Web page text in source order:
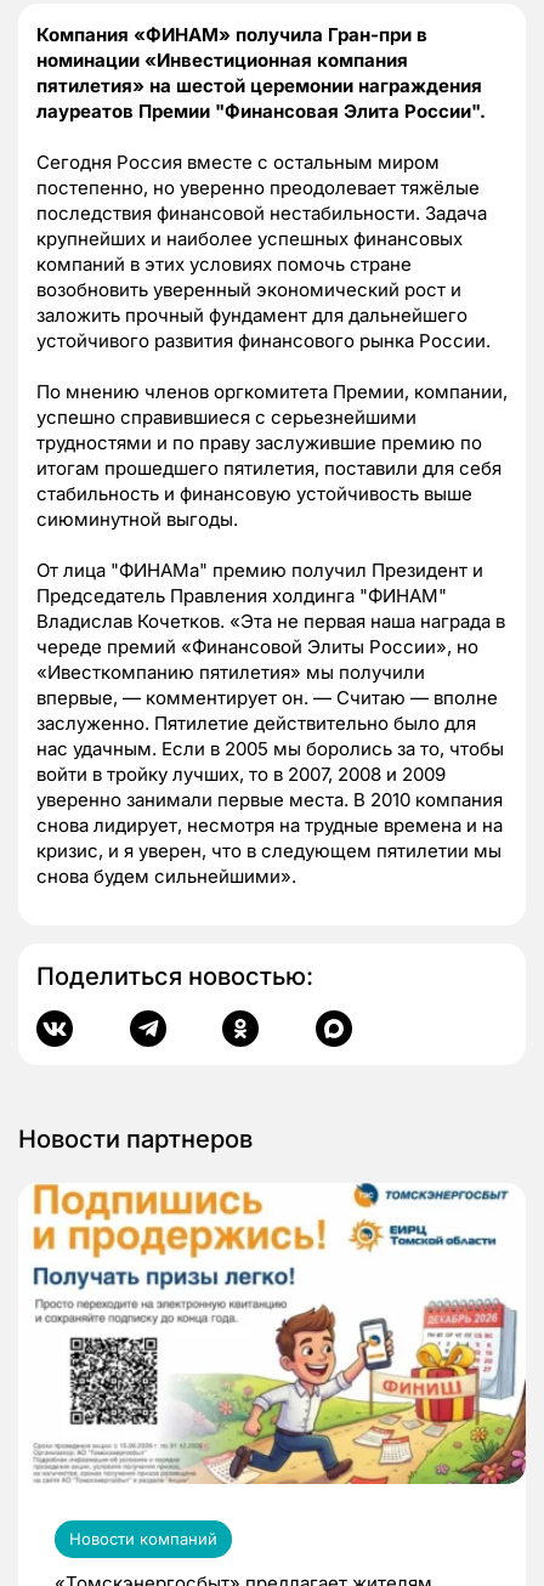
Компания «ФИНАМ» получила Гран-при в
номинации «Инвестиционная компания
пятилетия» на шестой церемонии награждения
лауреатов Премии "Финансовая Элита России".
Сегодня Россия вместе с остальным миром
постепенно, но уверенно преодолевает тяжёлые
последствия финансовой нестабильности. Задача
крупнейших и наиболее успешных финансовых
компаний в этих условиях помочь стране
возобновить уверенный экономический рост и
заложить прочный фундамент для дальнейшего
устойчивого развития финансового рынка России.
По мнению членов оргкомитета Премии, компании,
успешно справившиеся с серьезнейшими
трудностями и по праву заслужившие премию по
итогам прошедшего пятилетия, поставили для себя
стабильность и финансовую устойчивость выше
сиюминутной выгоды.
От лица "ФИНАМа" премию получил Президент и
Председатель Правления холдинга "ФИНАМ"
Владислав Кочетков. «Эта не первая наша награда в
череде премий «Финансовой Элиты России», но
«Ивесткомпанию пятилетия» мы получили
впервые, — комментирует он. — Считаю — вполне
заслуженно. Пятилетие действительно было для
нас удачным. Если в 2005 мы боролись за то, чтобы
войти в тройку лучших, то в 2007, 2008 и 2009
уверенно занимали первые места. В 2010 компания
снова лидирует, несмотря на трудные времена и на
кризис, и я уверен, что в следующем пятилетии мы
снова будем сильнейшими».
Поделиться новостью:
Новости партнеров
Новости компаний